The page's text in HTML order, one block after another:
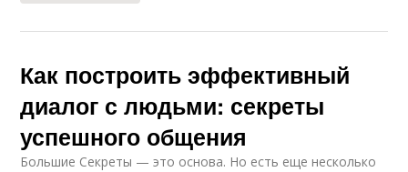
Как построить эффективный
диалог с людьми: секреты
успешного общения
Большие Секреты — это основа. Но есть еще несколько